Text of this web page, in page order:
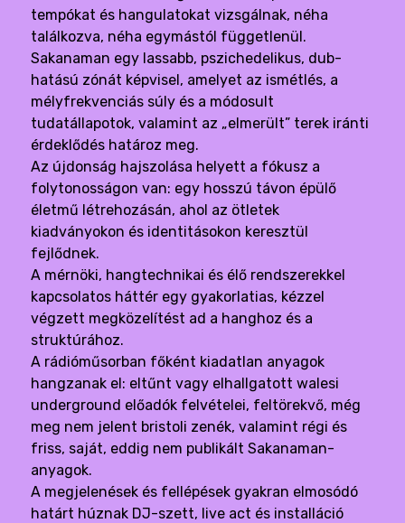
tempókat és hangulatokat vizsgálnak, néha
találkozva, néha egymástól függetlenül.
Sakanaman egy lassabb, pszichedelikus, dub-
hatású zónát képvisel, amelyet az ismétlés, a
mélyfrekvenciás súly és a módosult
tudatállapotok, valamint az „elmerült” terek iránti
érdeklődés határoz meg.
Az újdonság hajszolása helyett a fókusz a
folytonosságon van: egy hosszú távon épülő
életmű létrehozásán, ahol az ötletek
kiadványokon és identitásokon keresztül
fejlődnek.
A mérnöki, hangtechnikai és élő rendszerekkel
kapcsolatos háttér egy gyakorlatias, kézzel
végzett megközelítést ad a hanghoz és a
struktúrához.
A rádióműsorban főként kiadatlan anyagok
hangzanak el: eltűnt vagy elhallgatott walesi
underground előadók felvételei, feltörekvő, még
meg nem jelent bristoli zenék, valamint régi és
friss, saját, eddig nem publikált Sakanaman-
anyagok.
A megjelenések és fellépések gyakran elmosódó
határt húznak DJ-szett, live act és installáció